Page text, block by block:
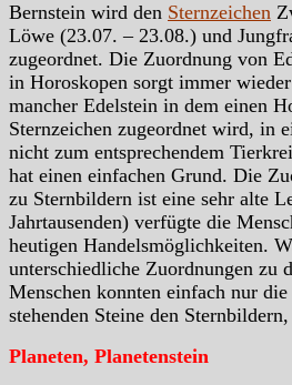
Bernstein wird den Sternzeichen
Löwe (23.07. – 23.08.) und
zugeordnet. Die Zuordnung von
in Horoskopen sorgt immer
mancher Edelstein in dem einen
Sternzeichen zugeordnet wird, in
nicht zum entsprechendem
hat einen einfachen Grund. Die
zu Sternbildern ist eine sehr alte
Jahrtausenden) verfügte die
heutigen Handelsmöglichkeiten.
unterschiedliche Zuordnungen zu
Menschen konnten einfach nur
stehenden Steine den
Planeten, Planetenstein